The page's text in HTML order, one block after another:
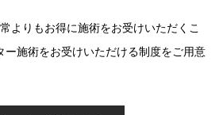
よりもお得に施術をお受けいただくこ
ー施術をお受けいただける制度をご用意